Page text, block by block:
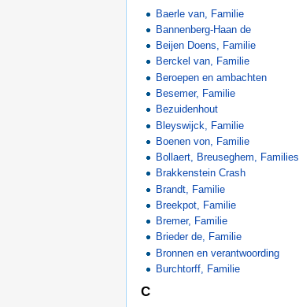
Baerle van, Familie
Bannenberg-Haan de
Beijen Doens, Familie
Berckel van, Familie
Beroepen en ambachten
Besemer, Familie
Bezuidenhout
Bleyswijck, Familie
Boenen von, Familie
Bollaert, Breuseghem, Families
Brakkenstein Crash
Brandt, Familie
Breekpot, Familie
Bremer, Familie
Brieder de, Familie
Bronnen en verantwoording
Burchtorff, Familie
C